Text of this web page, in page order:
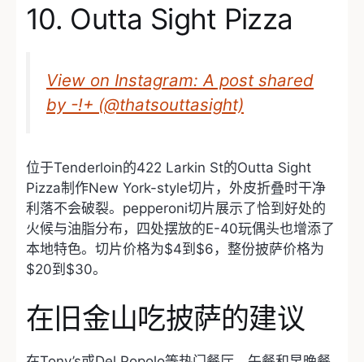
10. Outta Sight Pizza
View on Instagram: A post shared
by -!+ (@thatsouttasight)
位于Tenderloin的422 Larkin St的Outta Sight
Pizza制作New York-style切片，外皮折叠时干净
利落不会破裂。pepperoni切片展示了恰到好处的
火候与油脂分布，四处摆放的E-40玩偶头也增添了
本地特色。切片价格为$4到$6，整份披萨价格为
$20到$30。
在旧金山吃披萨的建议